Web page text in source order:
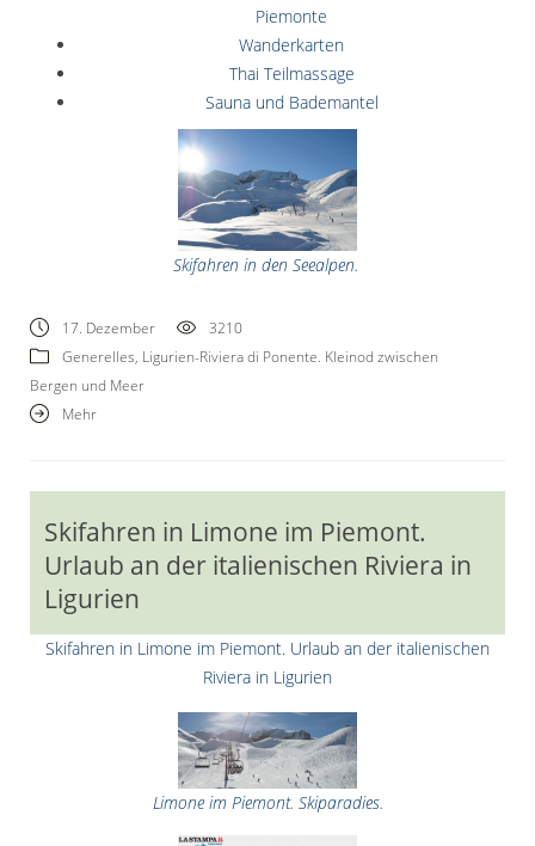
Piemonte
Wanderkarten
Thai Teilmassage
Sauna und Bademantel
Skifahren in den Seealpen.
17. Dezember
3210
Generelles, Ligurien-Riviera di Ponente. Kleinod zwischen
Bergen und Meer
Mehr
Skifahren in Limone im Piemont.
Urlaub an der italienischen Riviera in
Ligurien
Skifahren in Limone im Piemont. Urlaub an der italienischen
Riviera in Ligurien
Limone im Piemont. Skiparadies.